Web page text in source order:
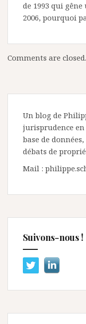
de 1993 qui
2006, pourquoi
Comments are closed.
Un blog de
jurisprudence en
base de
débats de
Mail :
Suivons-nous !